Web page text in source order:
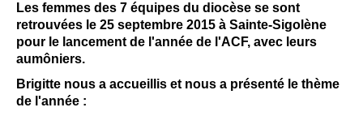
Les femmes des 7 équipes du diocèse se sont
retrouvées le 25 septembre 2015 à Sainte-Sigolène
pour le lancement de l'année de l'ACF, avec leurs
aumôniers.
Brigitte nous a accueillis et nous a présenté le thème
de l'année :